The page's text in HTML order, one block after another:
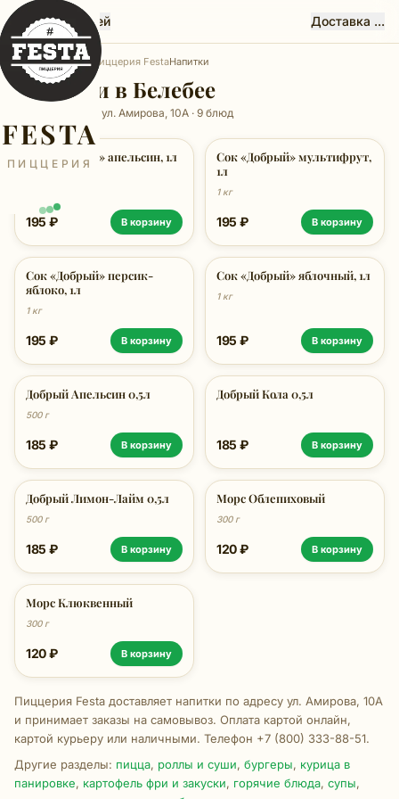
FESTA
ПИЦЦЕРИЯ
Феста, Белебей Доставка ...
ГлавнаяБелебей Пиццерия FestaНапитки
Напитки в Белебее
Пиццерия Festa, ул. Амирова, 10А · 9 блюд
Сок «Добрый» апельсин, 1л
195 ₽ В корзину
Сок «Добрый» мультифрут,
1л
1 кг
195 ₽ В корзину
Сок «Добрый» персик-
яблоко, 1л
1 кг
195 ₽ В корзину
Сок «Добрый» яблочный, 1л
1 кг
195 ₽ В корзину
Добрый Апельсин 0,5л
500 г
185 ₽ В корзину
Добрый Кола 0,5л
185 ₽ В корзину
Добрый Лимон-Лайм 0,5л
500 г
185 ₽ В корзину
Морс Облепиховый
300 г
120 ₽ В корзину
Морс Клюквенный
300 г
120 ₽ В корзину
Пиццерия Festa доставляет напитки по адресу ул. Амирова, 10А
и принимает заказы на самовывоз. Оплата картой онлайн,
картой курьеру или наличными. Телефон +7 (800) 333-88-51.
Другие разделы: пицца, роллы и суши, бургеры, курица в
панировке, картофель фри и закуски, горячие блюда, супы,